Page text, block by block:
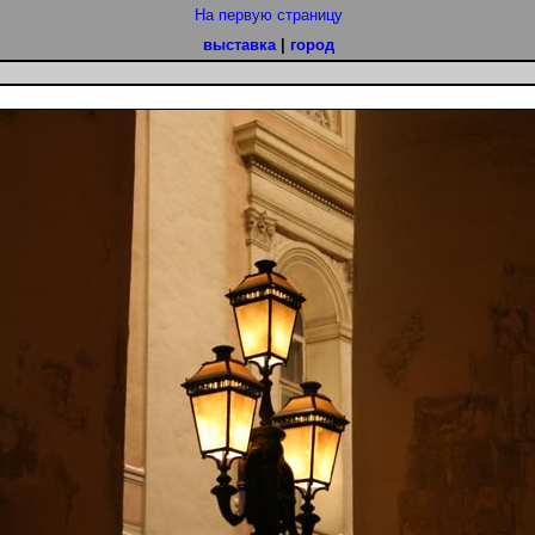
На первую страницу
выставка| город